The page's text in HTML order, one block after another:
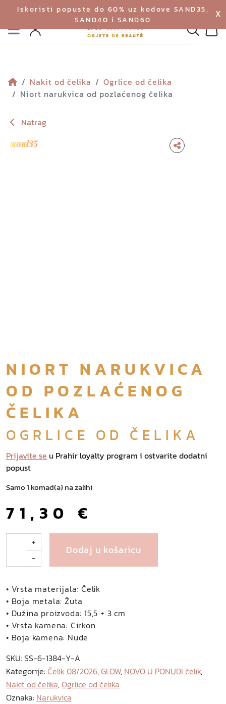
Iskoristi popuste do 60% uz kodove SAND35,
SAND40 i SAND60
X
Izbornik
Profil
Nakit od čelika
Ogrlice od čelika
Niort narukvica od pozlaćenog čelika
Natrag
NIORT NARUKVICA
OD POZLAĆENOG
ČELIKA
OGRLICE OD ČELIKA
Prijavite se u Prahir loyalty program i ostvarite dodatni
popust
Samo 1 komad(a) na zalihi
71,30€
o
t
n
a
r
u
v
i
c
a
+
-
Dodaj u košaricu
• Vrsta materijala: Čelik
• Boja metala: Žuta
• Dužina proizvoda: 15,5 + 3 cm
• Vrsta kamena: Cirkon
• Boja kamena: Nude
SKU: SS-6-1384-Y-A
Kategorije: Čelik 08/2026,GLOW, NOVO U PONUDI čelik,
Nakit od čelika,Ogrlice od čelika
Oznaka: Narukvica